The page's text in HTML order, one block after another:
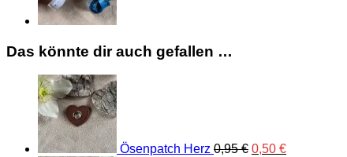
Das könnte dir auch gefallen …
Ösenpatch Herz 0,95€ 0,50 €